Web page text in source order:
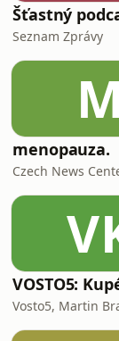
Šťastný
Seznam Zprávy
M
menopauza.
Czech News